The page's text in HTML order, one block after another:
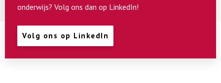
onderwijs? Volg ons dan op LinkedIn!
Volg ons op LinkedIn